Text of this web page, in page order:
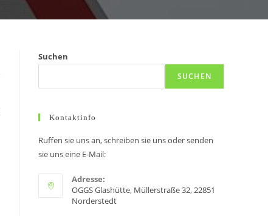
Suchen
SUCHEN
Kontaktinfo
Ruffen sie uns an, schreiben sie uns oder senden
sie uns eine E-Mail:
Adresse:
OGGS Glashütte, Müllerstraße 32, 22851
Norderstedt